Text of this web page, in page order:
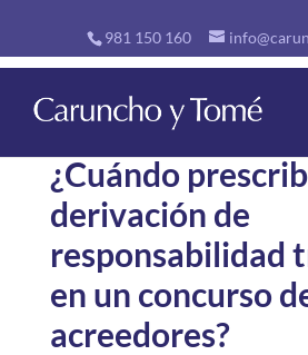
981 150 160
¿Cuándo
derivación de
responsabilidad
en un concurso
acreedores?